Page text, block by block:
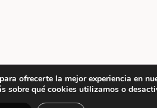
ofrecerte la mejor experiencia en
sobre qué cookies utilizamos o